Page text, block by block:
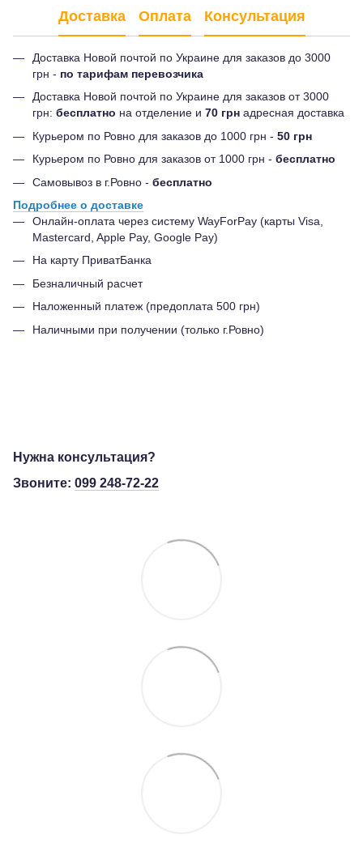
Доставка Оплата Консультация
Доставка Новой почтой по Украине для заказов до 3000
грн - по тарифам перевозчика
Доставка Новой почтой по Украине для заказов от 3000
грн: бесплатно на отделение и 70 грн адресная доставка
Курьером по Ровно для заказов до 1000 грн - 50 грн
Курьером по Ровно для заказов от 1000 грн - бесплатно
Самовывоз в г.Ровно - бесплатно
Подробнее о доставке
Онлайн-оплата через систему WayForPay (карты Visa,
Mastercard, Apple Pay, Google Pay)
На карту ПриватБанка
Безналичный расчет
Наложенный платеж (предоплата 500 грн)
Наличными при получении (только г.Ровно)
Нужна консультация?
Звоните: 099 248-72-22